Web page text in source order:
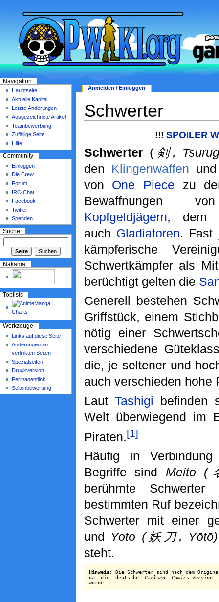
Schwerter
!!! SPOILER
Schwerter( 剣,
den Klingenwaffen
von One Piece zu
Bewaffnungen
Kopfgeldjägern,
auch Gladiatoren. Fast
kämpferische
Schwertkämpfer als
berüchtigt gelten die
Generell bestehen
Griffstück, einem
nötig einer
verschiedene
die, je seltener und
auch verschieden hohe
Laut Tashigi befinden
Welt überwiegend im
Piraten.[1]
Häufig in
Begriffe sind Meito (
berühmte
bestimmten Ruf
Schwerter mit einer
und Yoto (妖刀, Yōtō)
steht.
Hinweis:
Die Schwerter sind nach dem
da die deutscheCarlsen Comics-Version
wurde.
Anmelden / Einloggen
Navigation
Hauptseite
Aktuelle Kapitel
Letzte Änderungen
Ausgezeichnete Artikel
Teambewerbung
Zufällige Seite
Hilfe
Community
Einloggen
Die Crew
Forum
IRC-Chat
Facebook
Twitter
Spenden
Suche
Nakama
Toplists
Werkzeuge
Links auf diese Seite
Änderungen an
verlinkten Seiten
Spezialseiten
Druckversion
Permanentlink
Seitenbewertung